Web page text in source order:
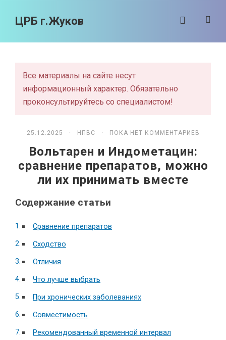
ЦРБ г.Жуков
Все материалы на сайте несут
информационный характер. Обязательно
проконсультируйтесь со специалистом!
25.12.2025 · НПВС · ПОКА НЕТ КОММЕНТАРИЕВ
Вольтарен и Индометацин:
сравнение препаратов, можно
ли их принимать вместе
Содержание статьи
Сравнение препаратов
Сходство
Отличия
Что лучше выбрать
При хронических заболеваниях
Совместимость
Рекомендованный временной интервал